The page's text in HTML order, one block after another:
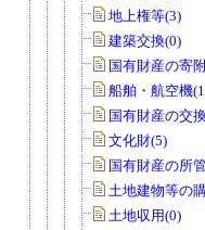
地上権等(3)
建築交換(0)
国有財産の寄
船舶・航空機
国有財産の交
文化財(5)
国有財産の所
土地建物等の
土地収用(0)